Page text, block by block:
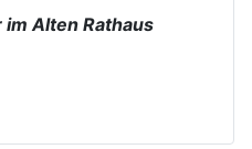
Alten Rathaus